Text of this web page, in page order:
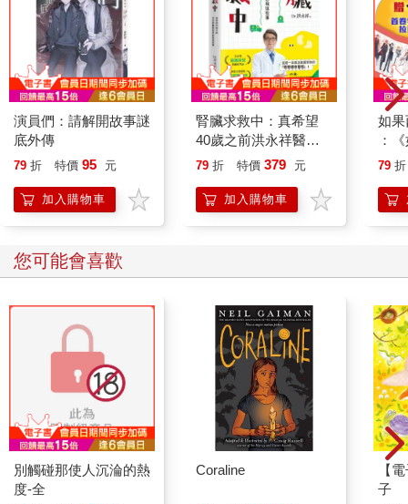
演員們：請解開故事謎
底外傳
79 折 特價 95 元
加入購物車
腎臟求救中：真希望
40歲之前洪永祥醫師
就告訴我這些事
79 折 特價 379 元
加入購物車
如
：
喵
79 折
您可能會喜歡
別觸碰那使人沉淪的熱
度-全
Coraline
【
子